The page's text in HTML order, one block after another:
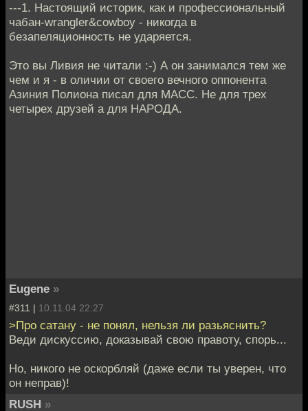
---1. Настоящий историк, как и профессиональный
чабан-wrangler&cowboy - никогда в
безапеляционность не ударяется.
Это вы Ливия не читали :-) А он занимался тем же
чем и я - в оличии от своего вечного оппонента
Азиния Полиона писал для МАСС. Не для трех
четырех друзей а для НАРОДА.
Eugene »
#311 | 10.11.04 22:27
>Про сатану - не понял, нельзя ли разьяснить?
Веди дискуссию, доказывай свою правоту, спорь...
Но, никого не оскорбляй (даже если ты уверен, что
он неправ)!
RUSH »